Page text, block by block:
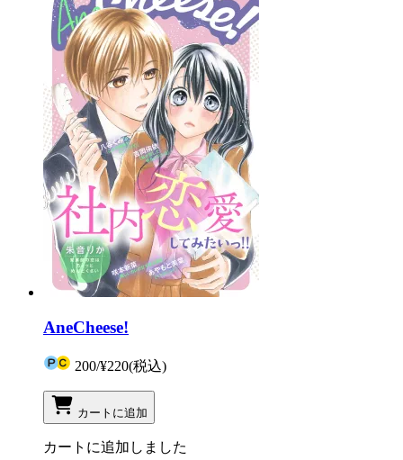
AneCheese!
200/¥220(税込)
カートに追加
カートに追加しました